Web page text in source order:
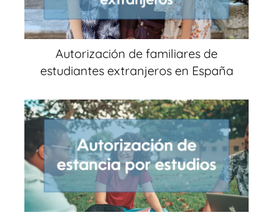
Autorización de familiares de
estudiantes extranjeros en España